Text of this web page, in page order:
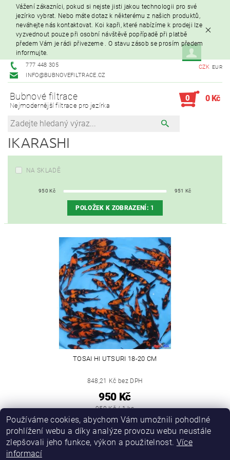
Vážení zákazníci, pokud si nejste jisti jakou technologii pro své
jezírko vybrat. Nebo máte dotaz k některému z našich produktů,
neváhejte nás kontaktovat. Koi kapři, které nabízíme k prodeji lze
vyzvednout pouze při osobní návštěvě popřípadě při platbě
předem Vám je rádi přivezeme . O stavu zásob se prosím předem
informujte.
777 448 305
INFO@BUBNOVEFILTRACE.CZ
CZK EUR
Bubnové filtrace
Nejmodernější filtrace pro jezírka
0 0 Kč
IKARASHI
NA SKLADĚ
950 Kč 951 Kč
POLOŽEK K ZOBRAZENÍ: 1
TOSAI HI UTSURI 18-20 CM
848,21 Kč bez DPH
950 Kč
950 Kč / 1 ks
1položek celkem
Používáme cookies, abychom Vám umožnili pohodlné
prohlížení webu a díky analýze provozu webu neustále
zlepšovali jeho funkce, výkon a použitelnost. Více
informací